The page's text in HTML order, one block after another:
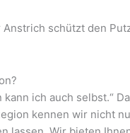
schützt den
ich auch selbst.“
kennen wir nicht